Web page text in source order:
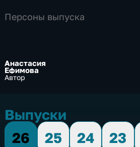
Персоны выпуска
Анастасия
Ефимова
Автор
Выпуски
26
25 24 23